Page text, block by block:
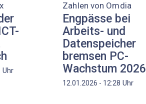
Uhr
Zahlen von Omdia
Engpässe bei
Arbeits- und
Datenspeicher
bremsen PC-
Wachstum 2026
12.01.2026 - 12:28 Uhr